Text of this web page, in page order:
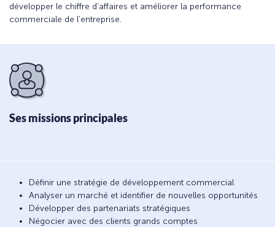
développer le chiffre d’affaires et améliorer la performance
commerciale de l’entreprise.
Ses missions principales
Définir une stratégie de développement commercial
Analyser un marché et identifier de nouvelles opportunités
Développer des partenariats stratégiques
Négocier avec des clients grands comptes